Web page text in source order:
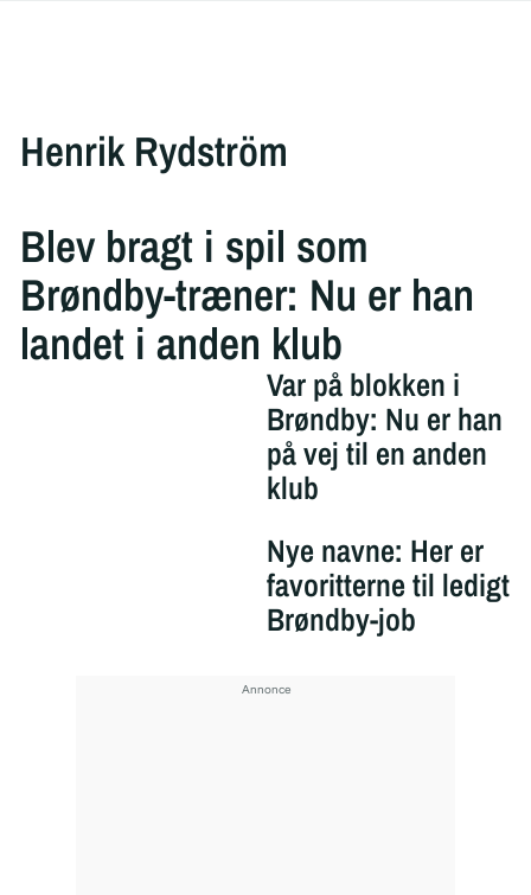
Henrik Rydström
Blev bragt i spil som
Brøndby-træner: Nu er han
landet i anden klub
Var på blokken i
Brøndby: Nu er han
på vej til en anden
klub
Nye navne: Her er
favoritterne til ledigt
Brøndby-job